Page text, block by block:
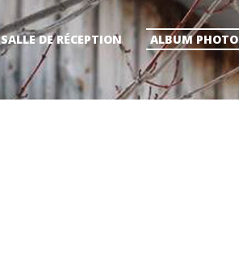
SALLE DE RÉCEPTION ALBUM PHOTO